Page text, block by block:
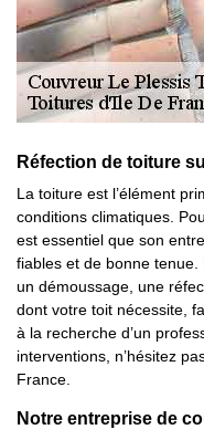
Réfection de toiture
La toiture est l’élément
conditions climatiques.
est essentiel que son
fiables et de bonne
un démoussage, une
dont votre toit nécessite,
à la recherche d’un
interventions, n’hésitez
France.
Notre entreprise de